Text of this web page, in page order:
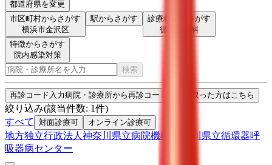
都道府県を変更
市区町村からさがす
横浜市金沢区
駅からさがす
診療科からさがす
循環器内科
特徴からさがす
院内感染対策
検索
再診コード入力病院・診療所から再診コードを受け取った方はこちら
絞り込み(該当件数: 1件)
すべて
対面診療可 オンライン診療可
地方独立行政法人神奈川県立病院機構 神奈川県立循環器呼
吸器病センター